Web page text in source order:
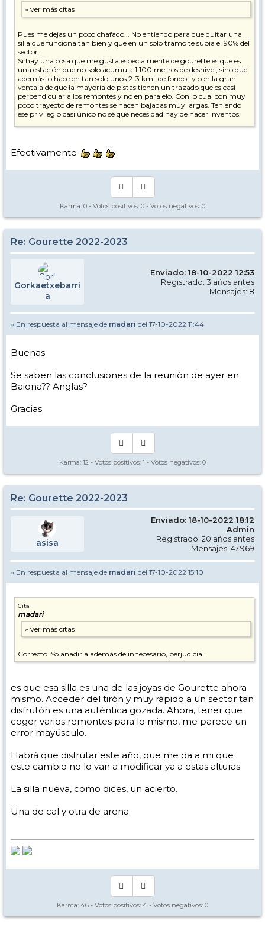
Pues me dejas un poco chafado... No entiendo para que quitar una
silla que funciona tan bien y que en un solo tramo te subía el 90% del
sector.
Si hay una cosa que me gusta especialmente de gourette es que es
una estación que no solo acumula 1.100 metros de desnivel, sino que
además lo hace en tan solo unos 2-3 km "de fondo" y con la gran
ventaja de que la mayoría de pistas tienen un trazado que es casi
perpendicular a los remontes y no en paralelo. Con lo cual con muy
poco trayecto de remontes se hacen bajadas muy largas. Teniendo
ese privilegio casi único no sé qué necesidad hay de hacer inventos.
de esquí que hay, que para muchos creo que es su mayor atractivo
después de las pistas.
En fin, disfrutaremos de este año lo que se pueda...
Efectivamente
Karma: 0 - Votos positivos: 0 - Votos negativos: 0
Re: Gourette 2022-2023
Gorkaetxebarri
a
Enviado: 18-10-2022 12:53
Registrado: 3 años antes
Mensajes: 8
» En respuesta al mensaje de madari del 17-10-2022 11:44
Buenas
Se saben las conclusiones de la reunión de ayer en
Baiona?? Anglas?
Gracias
Karma: 12 - Votos positivos: 1 - Votos negativos: 0
Re: Gourette 2022-2023
asisa
Enviado: 18-10-2022 18:12
Admin
Registrado: 20 años antes
Mensajes: 47.969
» En respuesta al mensaje de madari del 17-10-2022 15:10
Cita
madari
Correcto. Yo añadiría además de innecesario, perjudicial.
es que esa silla es una de las joyas de Gourette ahora
mismo. Acceder del tirón y muy rápido a un sector tan
disfrutón es una auténtica gozada. Ahora, tener que
coger varios remontes para lo mismo, me parece un
error mayúsculo.
Habrá que disfrutar este año, que me da a mi que
este cambio no lo van a modificar ya a estas alturas.
La silla nueva, como dices, un acierto.
Una de cal y otra de arena.
Karma: 46 - Votos positivos: 4 - Votos negativos: 0